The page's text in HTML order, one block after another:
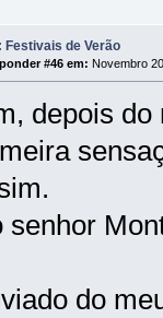
Festivais de Verão
#46 em: Novembro
depois do
senhor
do